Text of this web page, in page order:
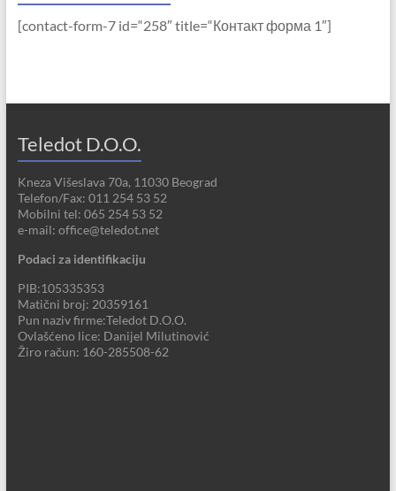
[contact-form-7 id=“258″ title=“Контакт форма 1″]
Teledot D.O.O.
Kneza Višeslava 70a, 11030 Beograd
Telefon/Fax: 011 254 53 52
Mobilni tel: 065 254 53 52
e-mail: office@teledot.net
Podaci za identifikaciju
PIB:105335353
Matični broj: 20359161
Pun naziv firme:Teledot D.O.O.
Ovlašćeno lice: Danijel Milutinović
Žiro račun: 160-285508-62